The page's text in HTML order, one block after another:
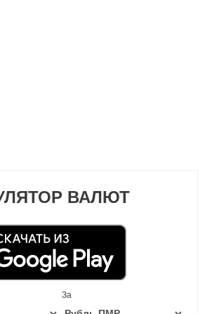
ВАЛЮТ
За